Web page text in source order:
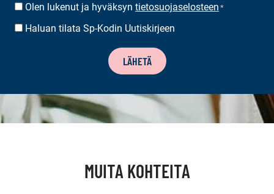
SUOSTUMUS*
Olen lukenut ja hyväksyn tietosuojaselosteen *
UUTISKIRJEEN
Haluan tilata Sp-Kodin Uutiskirjeen
LÄHETÄ
MUITA KOHTEITA